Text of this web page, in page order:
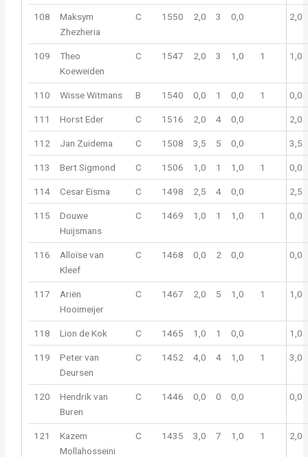
108
Maksym
Zhezheria
C 1550 2,0 3 0,0 2,0
109
Theo
Koeweiden
C 1547 2,0 3 1,0 1 1,0
110 Wisse Witmans B 1540 0,0 1 0,0 1 0,0
111 Horst Eder C 1516 2,0 4 0,0 2,0
112 Jan Zuidema C 1508 3,5 5 0,0 3,5
113 Bert Sigmond C 1506 1,0 1 1,0 1 0,0
114 Cesar Eisma C 1498 2,5 4 0,0 2,5
115
Douwe
Huijsmans
C 1469 1,0 1 1,0 1 0,0
116
Alloïse van
Kleef
C 1468 0,0 2 0,0 0,0
117
Ariën
Hooimeijer
C 1467 2,0 5 1,0 1 1,0
118 Lion de Kok C 1465 1,0 1 0,0 1,0
119
Peter van
Deursen
C 1452 4,0 4 1,0 1 3,0
120
Hendrik van
Buren
C 1446 0,0 0 0,0 0,0
121
Kazem
Mollahosseini
C 1435 3,0 7 1,0 1 2,0